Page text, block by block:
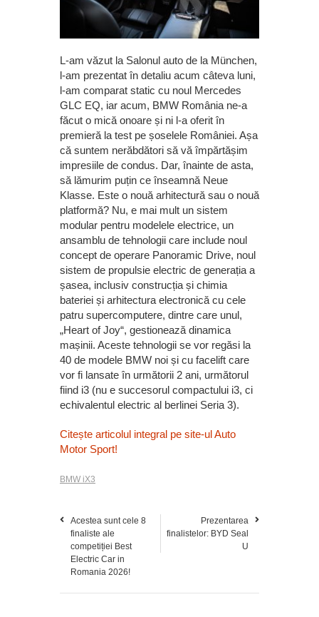
L-am văzut la Salonul auto de la München,
l-am prezentat în detaliu acum câteva luni,
l-am comparat static cu noul Mercedes
GLC EQ, iar acum, BMW România ne-a
făcut o mică onoare și ni l-a oferit în
premieră la test pe șoselele României. Așa
că suntem nerăbdători să vă împărtășim
impresiile de condus. Dar, înainte de asta,
să lămurim puțin ce înseamnă Neue
Klasse. Este o nouă arhitectură sau o nouă
platformă? Nu, e mai mult un sistem
modular pentru modelele electrice, un
ansamblu de tehnologii care include noul
concept de operare Panoramic Drive, noul
sistem de propulsie electric de generația a
șasea, inclusiv construcția și chimia
bateriei și arhitectura electronică cu cele
patru supercomputere, dintre care unul,
„Heart of Joy“, gestionează dinamica
mașinii. Aceste tehnologii se vor regăsi la
40 de modele BMW noi și cu facelift care
vor fi lansate în următorii 2 ani, următorul
fiind i3 (nu e succesorul compactului i3, ci
echivalentul electric al berlinei Seria 3).
Citește articolul integral pe site-ul Auto
Motor Sport!
BMW iX3
Acestea sunt cele 8
finaliste ale
competiției Best
Electric Car in
Romania 2026!
Prezentarea
finalistelor: BYD Seal
U